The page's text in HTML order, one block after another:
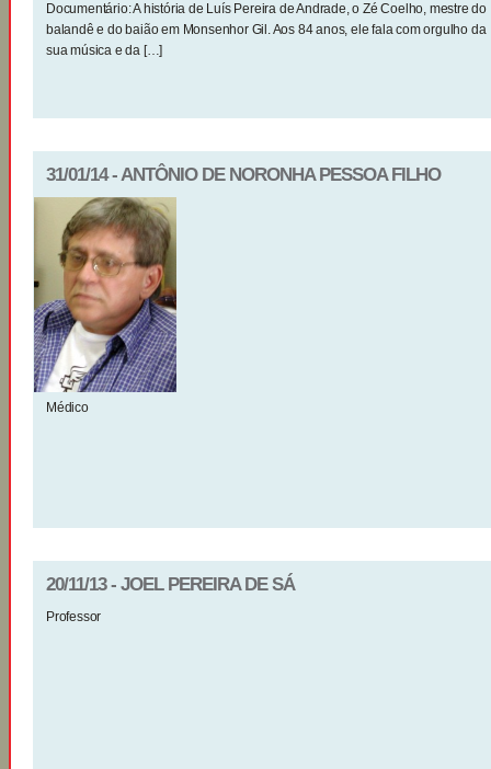
Documentário: A história de Luís Pereira de Andrade, o Zé Coelho, mestre do
balandê e do baião em Monsenhor Gil. Aos 84 anos, ele fala com orgulho da
sua música e da […]
31/01/14 - ANTÔNIO DE NORONHA PESSOA FILHO
Médico
20/11/13 - JOEL PEREIRA DE SÁ
Professor